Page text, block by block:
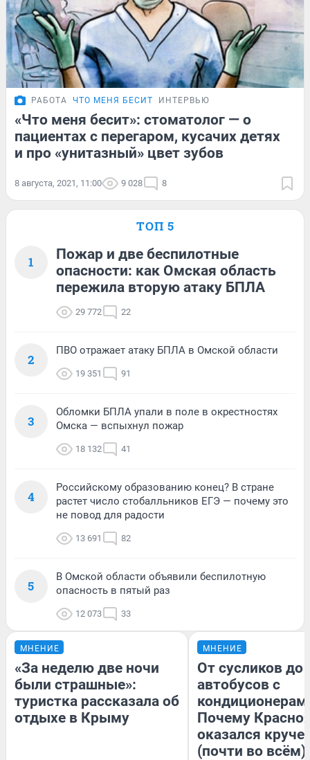
РАБОТА ЧТО МЕНЯ БЕСИТ ИНТЕРВЬЮ
«Что меня бесит»: стоматолог — о
пациентах с перегаром, кусачих детях
и про «унитазный» цвет зубов
8 августа, 2021, 11:00 9 028 8
ТОП 5
1
Пожар и две беспилотные
опасности: как Омская область
пережила вторую атаку БПЛА
29 772 22
2
ПВО отражает атаку БПЛА в Омской области
19 351 91
3
Обломки БПЛА упали в поле в окрестностях
Омска — вспыхнул пожар
18 132 41
4
Российскому образованию конец? В стране
растет число стобалльников ЕГЭ — почему это
не повод для радости
13 691 82
5
В Омской области объявили беспилотную
опасность в пятый раз
12 073 33
МНЕНИЕ
«За неделю две ночи
были страшные»:
туристка рассказала об
отдыхе в Крыму
МНЕНИЕ
От сусликов до
автобусов с
Почему
оказался
(почти во всём)